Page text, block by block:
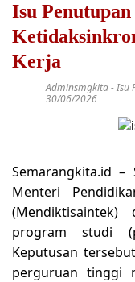
Isu
Kerja
Adminsmgkita-Isu
30/06/2026
Semarangkita.id –
Menteri
program studi
Keputusan
perguruan tinggi